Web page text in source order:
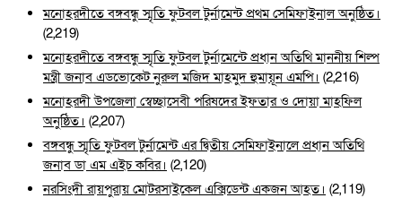
মনোহরদীতে বঙ্গবন্ধু স্মৃতি ফুটবল টুর্নামেন্ট প্রথম সেমিফাইনাল অনুষ্ঠিত।
(2,219)
মনোহরদীতে বঙ্গবন্ধু স্মৃতি ফুটবল টুর্নামেন্টে প্রধান অতিথি মাননীয় শিল্প
মন্ত্রী জনাব এডভোকেট নুরুল মজিদ মাহমুদ হুমায়ূন এমপি। (2,216)
মনোহরদী উপজেলা স্বেচ্ছাসেবী পরিষদের ইফতার ও দোয়া মাহফিল
অনুষ্ঠিত। (2,207)
বঙ্গবন্ধু স্মৃতি ফুটবল টুর্নামেন্ট এর দ্বিতীয় সেমিফাইনালে প্রধান অতিথি
জনাব ডা এম এইচ কবির। (2,120)
নরসিংদী রায়পুরায় মোটরসাইকেল এক্সিডেন্ট একজন আহত। (2,119)